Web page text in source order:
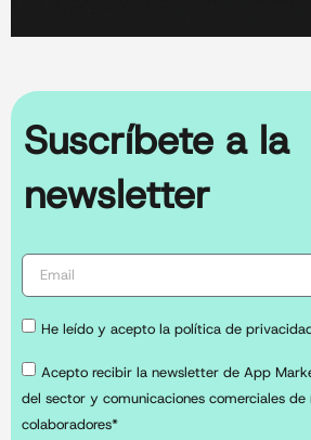
Suscríbete a la
newsletter
He leído y acepto la política de
Acepto recibir la newsletter de App
del sector y comunicaciones comerciales
colaboradores*